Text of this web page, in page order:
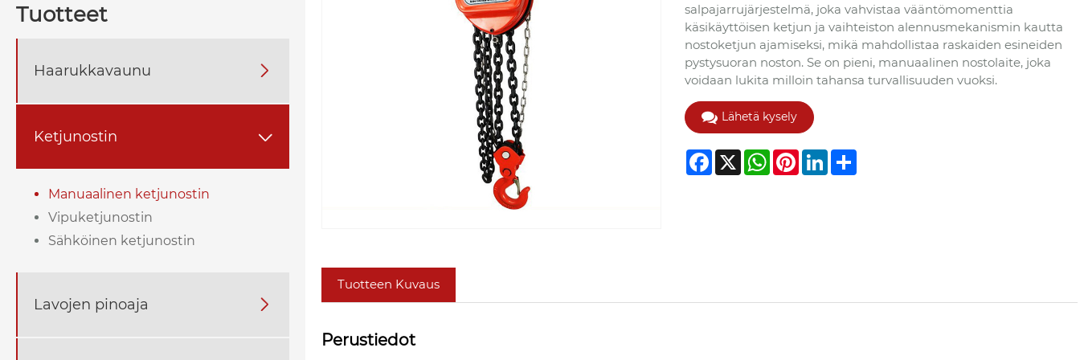
Tuotteet
Haarukkavaunu 
Ketjunostin 
Manuaalinen ketjunostin
Vipuketjunostin
Sähköinen ketjunostin
Lavojen pinoaja 
salpajarrujärjestelmä, joka vahvistaa vääntömomenttia
käsikäyttöisen ketjun ja vaihteiston alennusmekanismin kautta
nostoketjun ajamiseksi, mikä mahdollistaa raskaiden esineiden
pystysuoran noston. Se on pieni, manuaalinen nostolaite, joka
voidaan lukita milloin tahansa turvallisuuden vuoksi.
Lähetä kysely
Facebook
X WhatsApp
PinterestLinkedIn
Share
Tuotteen Kuvaus
Perustiedot